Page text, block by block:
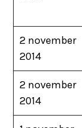
2 november
2014
2 november
2014